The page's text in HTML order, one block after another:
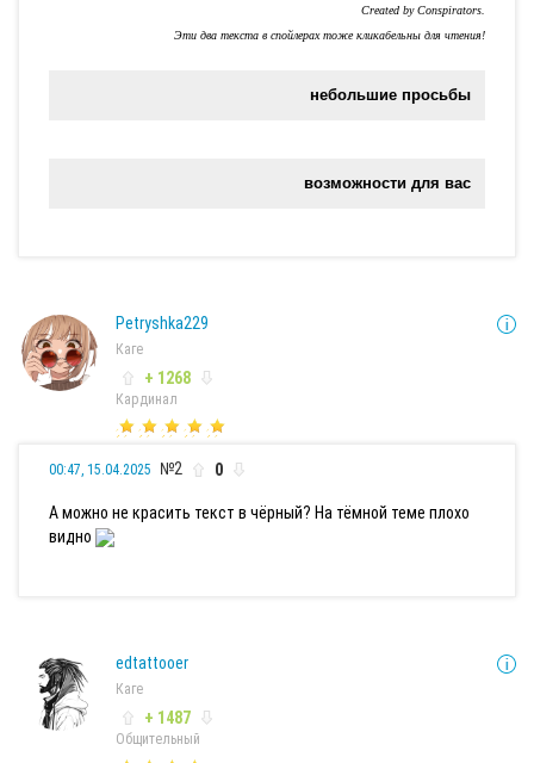
Created by Conspirators.
Эти два текста в спойлерах тоже кликабельны для чтения!
небольшие просьбы
возможности для вас
Petryshka229
Каге
+ 1268
Кардинал
00:47, 15.04.2025 №2 0
А можно не красить текст в чёрный? На тёмной теме плохо
видно
edtattooer
Каге
+ 1487
Общительный